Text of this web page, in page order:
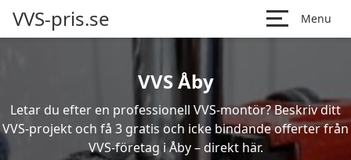
VVS-pris.se Menu
VVS Åby
Letar du efter en professionell VVS-montör? Beskriv ditt
VVS-projekt och få 3 gratis och icke bindande offerter från
VVS-företag i Åby – direkt här.